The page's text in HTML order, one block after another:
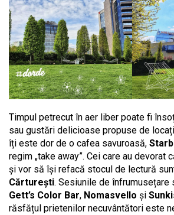
Timpul petrecut în aer liber poate fi
sau gustări delicioase propuse de
îți este dor de o cafea savuroasă,
regim „take away”. Cei care au devorat
și vor să își refacă stocul de lectură
Cărturești. Sesiunile de înfrumusețare
Gett’s Color Bar, Nomasvello și
răsfățul prietenilor necuvântători este